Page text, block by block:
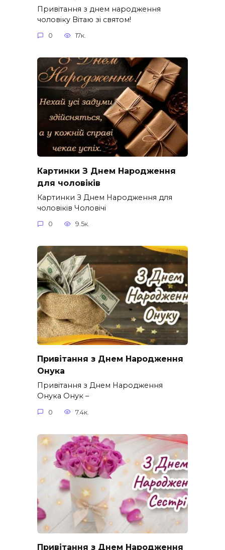
Привітання з днем народження
чоловіку Вітаю зі святом!
0 17к.
Картинки З Днем Народження
для чоловіків​
Картинки З Днем Народження для
чоловіків​ Чоловічі
0 9.5к.
Привітання з Днем Народження
Онука
Привітання з Днем Народження
Онука Онук –
0 7.4к.
Привітання з Днем Народження